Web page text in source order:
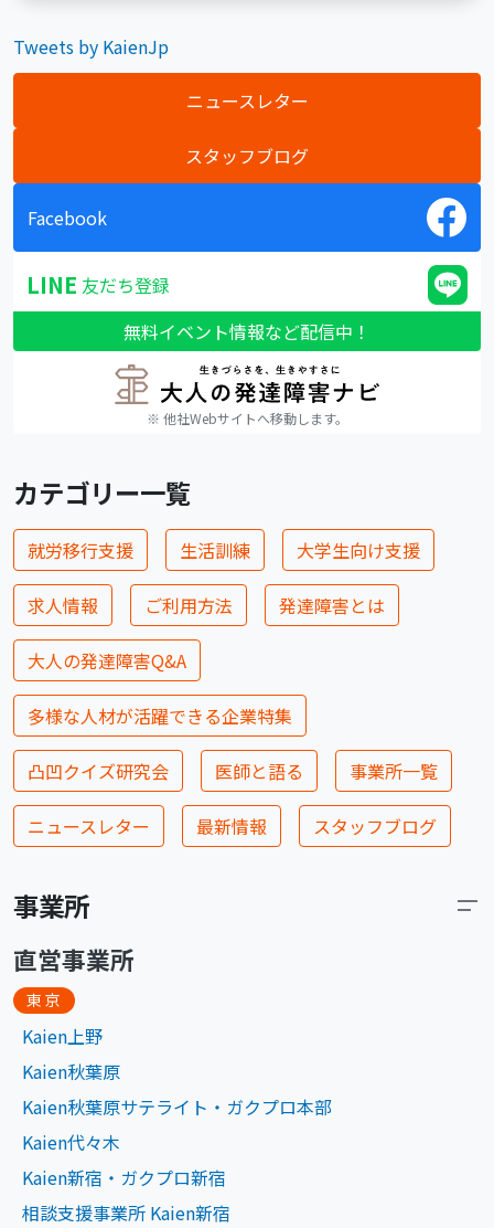
Tweets by KaienJp
ニュースレター
スタッフブログ
Facebook
LINE 友だち登録
無料イベント情報など配信中！
※ 他社Webサイトへ移動します。
カテゴリー一覧
就労移行支援 生活訓練 大学生向け支援
求人情報 ご利用方法 発達障害とは
大人の発達障害Q&A
多様な人材が活躍できる企業特集
凸凹クイズ研究会 医師と語る 事業所一覧
ニュースレター 最新情報 スタッフブログ
事業所
直営事業所
東京
Kaien上野
Kaien秋葉原
Kaien秋葉原サテライト・ガクプロ本部
Kaien代々木
Kaien新宿・ガクプロ新宿
相談支援事業所 Kaien新宿